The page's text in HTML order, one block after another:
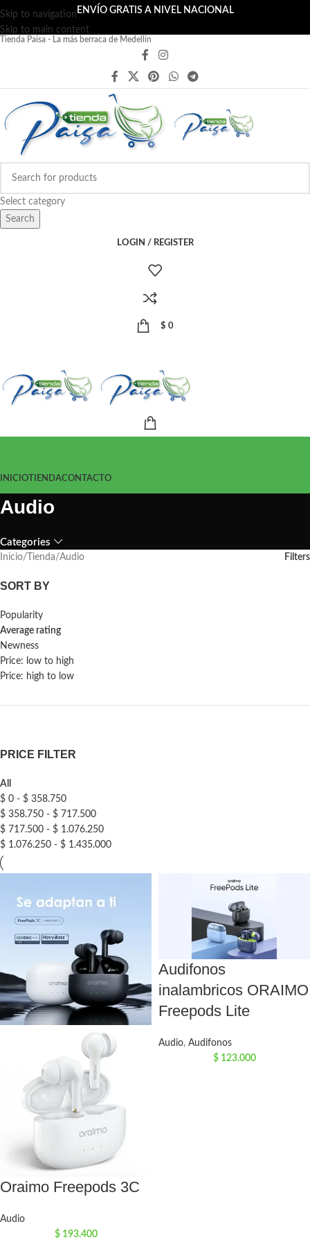
Skip to navigation
Skip to main content
ENVÍO GRATIS A NIVEL NACIONAL
Tienda Paisa - La más berraca de Medellín
Select category
Search
LOGIN / REGISTER
$ 0
INICIO TIENDACONTACTO
Audio
Categories
Inicio Tienda Audio Filters
SORT BY
Popularity
Average rating
Newness
Price: low to high
Price: high to low
PRICE FILTER
All
$ 0 - $ 358.750
$ 358.750 - $ 717.500
$ 717.500 - $ 1.076.250
$ 1.076.250 - $ 1.435.000
Oraimo Freepods 3C
Audio
$193.400
Audifonos
inalambricos ORAIMO
Freepods Lite
Audio, Audifonos
$123.000